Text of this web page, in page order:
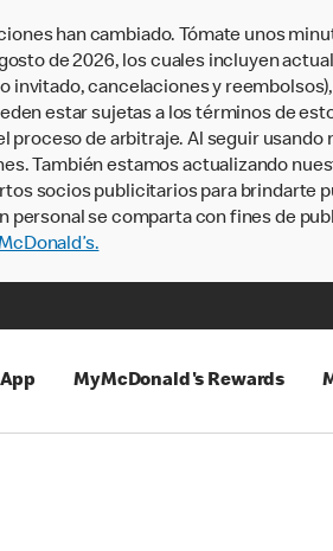
han cambiado. Tómate unos
de 2026, los cuales incluyen
invitado, cancelaciones y
estar sujetas a los términos de
proceso de arbitraje. Al seguir
También estamos actualizando
socios publicitarios para brindarte
personal se comparta con fines de
MyMcDonald's Rewards